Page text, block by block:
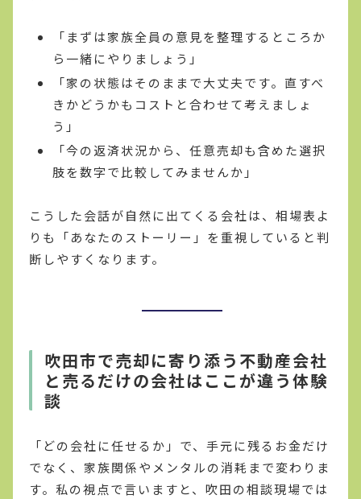
「まずは家族全員の意見を整理するところか
ら一緒にやりましょう」
「家の状態はそのままで大丈夫です。直すべ
きかどうかもコストと合わせて考えましょ
う」
「今の返済状況から、任意売却も含めた選択
肢を数字で比較してみませんか」
こうした会話が自然に出てくる会社は、相場表よ
りも「あなたのストーリー」を重視していると判
断しやすくなります。
吹田市で売却に寄り添う不動産会社
と売るだけの会社はここが違う体験
談
「どの会社に任せるか」で、手元に残るお金だけ
でなく、家族関係やメンタルの消耗まで変わりま
す。私の視点で言いますと、吹田の相談現場では